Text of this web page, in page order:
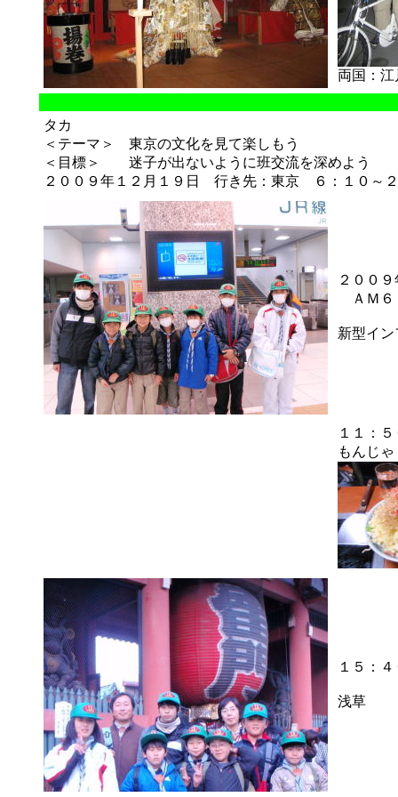
両国：
タカ
＜テーマ＞ 東京の文化を見て楽しもう
＜目標＞ 迷子が出ないように班交流を深めよう
２００９年１２月１９日 行き先：東京 ６：１０～
２００
ＡＭ
新型イ
１１：
もんじゃ
１５：４
浅草